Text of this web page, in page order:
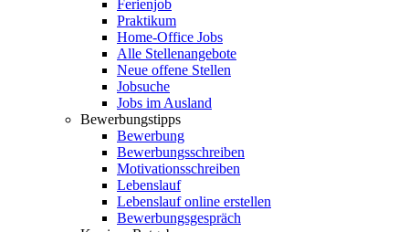
Ferienjob
Praktikum
Home-Office Jobs
Alle Stellenangebote
Neue offene Stellen
Jobsuche
Jobs im Ausland
Bewerbungstipps
Bewerbung
Bewerbungsschreiben
Motivationsschreiben
Lebenslauf
Lebenslauf online erstellen
Bewerbungsgespräch